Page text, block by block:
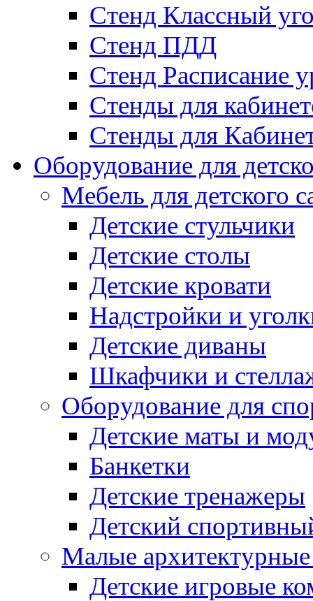
Стенд Классный
Стенд ПДД
Стенд Расписание
Стенды для
Стенды для
Оборудование для
Мебель для детского
Детские стульчики
Детские столы
Детские кровати
Надстройки и
Детские диваны
Шкафчики и
Оборудование для
Детские маты и
Банкетки
Детские тренажеры
Детский
Малые
Детские игровые